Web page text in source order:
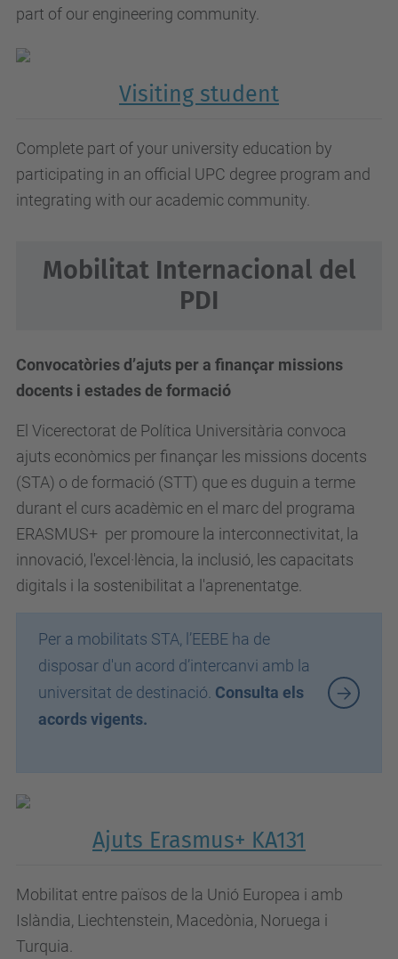
part of our engineering community.
Visiting student
Complete part of your university education by
participating in an official UPC degree program and
integrating with our academic community.
Mobilitat Internacional del
PDI
Convocatòries d’ajuts per a finançar missions
docents i estades de formació
El Vicerectorat de Política Universitària convoca
ajuts econòmics per finançar les missions docents
(STA) o de formació (STT) que es duguin a terme
durant el curs acadèmic en el marc del programa
ERASMUS+ per promoure la interconnectivitat, la
innovació, l'excel·lència, la inclusió, les capacitats
digitals i la sostenibilitat a l'aprenentatge.
Per a mobilitats STA, l’EEBE ha de
disposar d'un acord d’intercanvi amb la
universitat de destinació. Consulta els
acords vigents.
Ajuts Erasmus+ KA131
Mobilitat entre països de la Unió Europea i amb
Islàndia, Liechtenstein, Macedònia, Noruega i
Turquia.